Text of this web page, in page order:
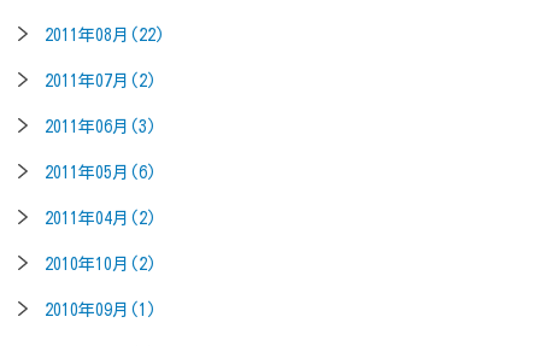
2011年08月(22)
2011年07月(2)
2011年06月(3)
2011年05月(6)
2011年04月(2)
2010年10月(2)
2010年09月(1)